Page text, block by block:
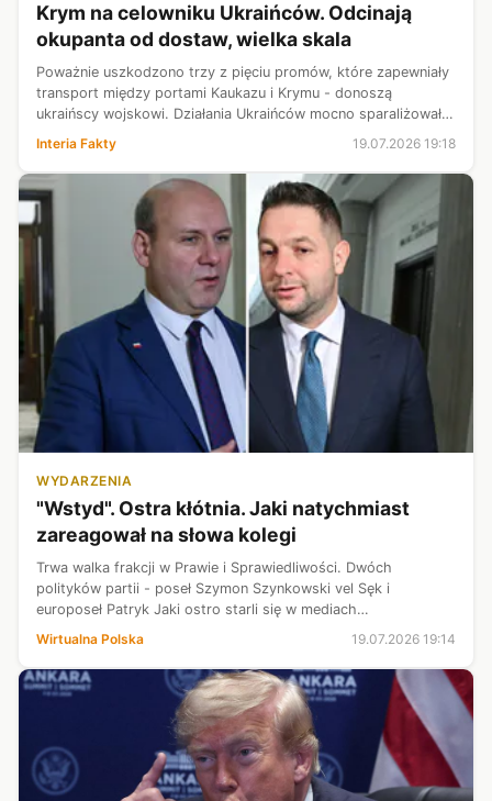
Krym na celowniku Ukraińców. Odcinają
okupanta od dostaw, wielka skala
Poważnie uszkodzono trzy z pięciu promów, które zapewniały
transport między portami Kaukazu i Krymu - donoszą
ukraińscy wojskowi. Działania Ukraińców mocno sparaliżowały
logistykę Rosjan. Możliwość transportu spadła o 75 proc. -
opisuje armia.
Interia Fakty 19.07.2026 19:18
WYDARZENIA
"Wstyd". Ostra kłótnia. Jaki natychmiast
zareagował na słowa kolegi
Trwa walka frakcji w Prawie i Sprawiedliwości. Dwóch
polityków partii - poseł Szymon Szynkowski vel Sęk i
europoseł Patryk Jaki ostro starli się w mediach
społecznościowych, żądając od siebie nawzajem przeprosin.
Wirtualna Polska 19.07.2026 19:14